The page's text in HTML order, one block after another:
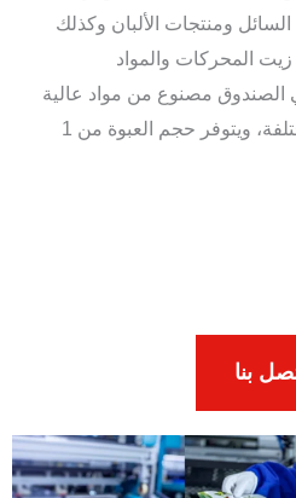
ومنتجات الألبان وكذلك
زيت المحركات والمواد
الصندوق مصنوع من مواد عالية
الحاجز ومزود بتجهيزات مختلفة، ويتوفر حجم العبوة من 1
بنا